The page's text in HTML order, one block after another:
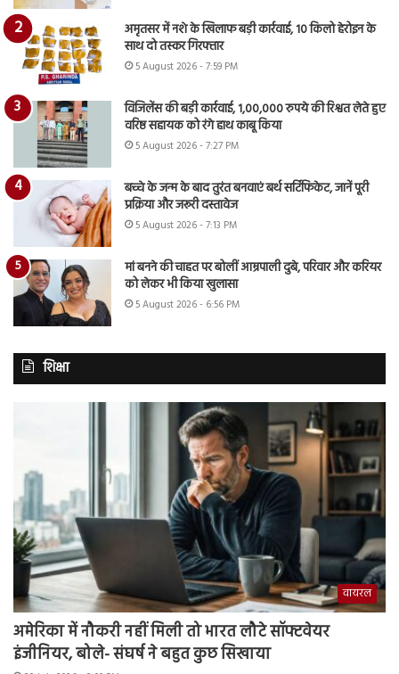
अमृतसर में नशे के खिलाफ बड़ी कार्रवाई, 10 किलो हेरोइन के
साथ दो तस्कर गिरफ्तार
5 August 2026 - 7:59 PM
विजिलेंस की बड़ी कार्रवाई, 1,00,000 रुपये की रिश्वत लेते हुए
वरिष्ठ सहायक को रंगे हाथ काबू किया
5 August 2026 - 7:27 PM
बच्चे के जन्म के बाद तुरंत बनवाएं बर्थ सर्टिफिकेट, जानें पूरी
प्रक्रिया और जरूरी दस्तावेज
5 August 2026 - 7:13 PM
मां बनने की चाहत पर बोलीं आम्रपाली दुबे, परिवार और करियर
को लेकर भी किया खुलासा
5 August 2026 - 6:56 PM
शिक्षा
वायरल
अमेरिका में नौकरी नहीं मिली तो भारत लौटे सॉफ्टवेयर
इंजीनियर, बोले- संघर्ष ने बहुत कुछ सिखाया